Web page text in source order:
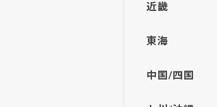
近畿
東海
中国/四国